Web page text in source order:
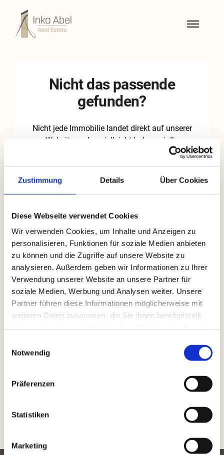
Zustimmung Details Über Cookies
Diese Webseite verwendet Cookies
Wir verwenden Cookies, um Inhalte und Anzeigen zu
personalisieren, Funktionen für soziale Medien anbieten
zu können und die Zugriffe auf unsere Website zu
analysieren. Außerdem geben wir Informationen zu Ihrer
Verwendung unserer Website an unsere Partner für
soziale Medien, Werbung und Analysen weiter. Unsere
Partner führen diese Informationen möglicherweise mit
weiteren Daten zusammen, die Sie ihnen bereitgestellt
Notwendig
Präferenzen
Statistiken
Marketing